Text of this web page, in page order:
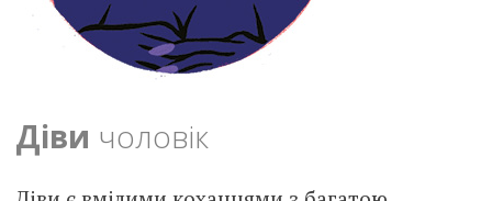
Діви чоловік